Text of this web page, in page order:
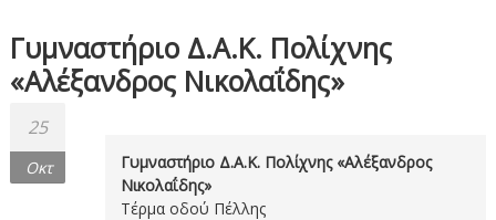
Γυμναστήριο Δ.Α.Κ. Πολίχνης
«Αλέξανδρος Νικολαΐδης»
25
Οκτ
Γυμναστήριο Δ.Α.Κ. Πολίχνης «Αλέξανδρος
Νικολαΐδης»
Τέρμα οδού Πέλλης